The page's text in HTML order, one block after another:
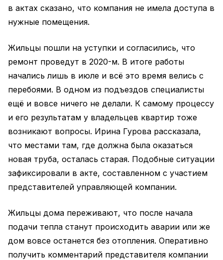
в актах сказано, что компания не имела доступа в
нужные помещения.
Жильцы пошли на уступки и согласились, что
ремонт проведут в 2020-м. В итоге работы
начались лишь в июле и всё это время велись с
перебоями. В одном из подъездов специалисты
ещё и вовсе ничего не делали. К самому процессу
и его результатам у владельцев квартир тоже
возникают вопросы. Ирина Гурова рассказала,
что местами там, где должна была оказаться
новая труба, осталась старая. Подобные ситуации
зафиксировали в акте, составленном с участием
представителей управляющей компании.
Жильцы дома переживают, что после начала
подачи тепла станут происходить аварии или же
дом вовсе останется без отопления. Оперативно
получить комментарий представителя компании